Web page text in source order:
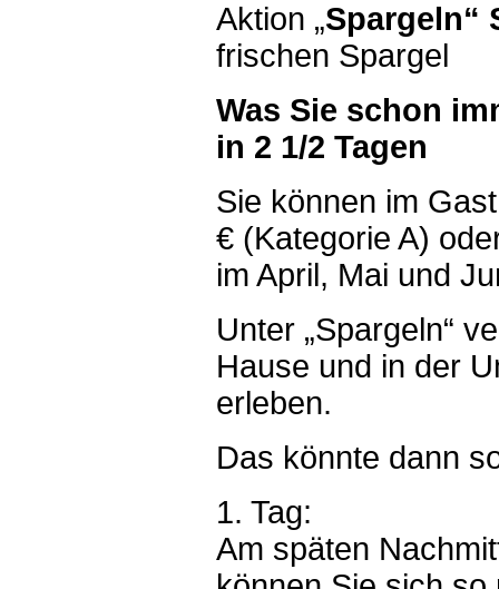
Aktion „Spargeln“
frischen Spargel
Was Sie schon
in 2 1/2 Tagen
Sie können im
€ (Kategorie A)
im April, Mai und
Unter „Spargeln“
Hause und in der
erleben.
Das könnte dann
1. Tag:
Am späten